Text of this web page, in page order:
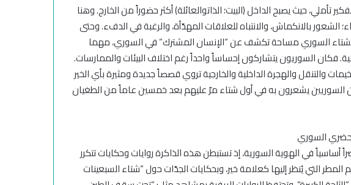
تأملي، حيث يصبح الداخل (البيت؛الذاتوالعائلة) أكثر حضوراً من الخارج. وهنا
؛الشعور بالانكماش، والانتباه للعلاقات المهدّأة، والرغبة في الدفء. وحتى
السوري مساحة تكشف عن“الإنسان المشترك“في السوري، مهما
فكان السوريون يتشاركون إحساساً واحداًرغم اختلاف البيئاتوالممارسات.
والتنقل والهجرة الداخلية والخارجية تروي قصصاً جديدة ومثيرة بأي الخير
السوريين يشعرون به في أول شتاء مرّ عليهم بعد خمسين عاماً من الطغيان
السوري
أساسياً في الهوية السورية، إذ تستبطن هذه الذاكرة روايات وحكايات تتكرر
التي يُنظر إليها كعلامة خير، وبحكايات الجدّات حول“شتاء السبعينات